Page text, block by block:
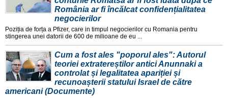
România ar fi încălcat confidențialitatea
negocierilor
Poziția de forța a Pfizer, care in timpul negocierilor cu Romania pentru
stingerea unei datorii de 600 de milioane de eu ...
Cum a fost ales "poporul ales": Autorul
teoriei extratereștilor antici Anunnaki a
controlat și legalitatea apariției și
recunoașterii statului Israel de către
americani (Documente)